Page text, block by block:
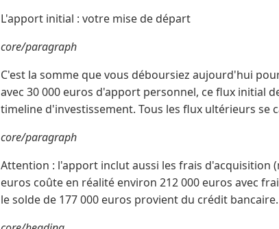
L'apport initial : votre mise de départ
core/paragraph
C'est la somme que vous déboursiez aujourd'hui
avec 30 000 euros d'apport personnel, ce flux initial
timeline d'investissement. Tous les flux ultérieurs se
core/paragraph
Attention : l'apport inclut aussi les frais d'acquisition
euros coûte en réalité environ 212 000 euros avec
le solde de 177 000 euros provient du crédit